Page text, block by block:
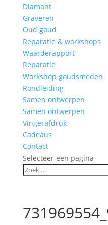
Diamant
Graveren
Oud goud
Reparatie & workshops
Waarderapport
Reparatie
Workshop goudsmeden
Rondleiding
Samen ontwerpen
Samen ontwerpen
Vingerafdruk
Cadeaus
Contact
Selecteer een pagina